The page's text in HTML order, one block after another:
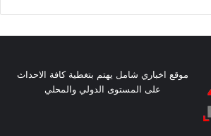
موقع اخباري شامل يهتم بتغطية كافة الاحداث
على المستوى الدولي والمحلي